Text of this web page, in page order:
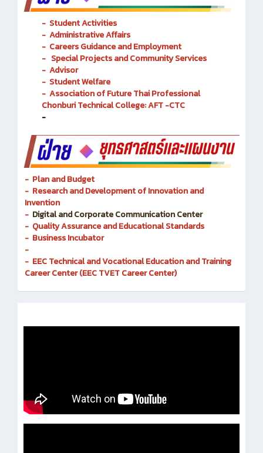
- Student Activities
- Administrative Affairs
- Careers Guidance and Employment
- Special Projects and Community Services
- Advisor
- Student Welfare
- Association of Future Thai Professional
Chonburi Technical College: AFT -CTC
-
- Plan and Budget
- Research and Development of Innovation and
Invention
- Digital and Corporate Communication Center
- Quality Assurance and Educational Standards
- Business Incubator
-
- EEC Technical and Vocational Education and Training
Career Center (EEC TVET Career Center)